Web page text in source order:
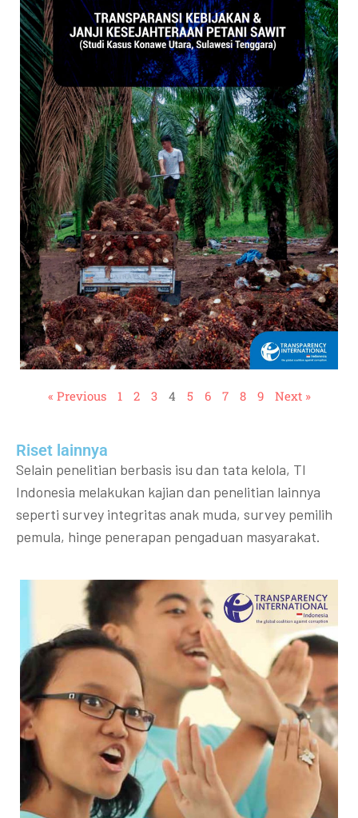
« Previous 1 2 3 4 5 6 7 8 9 Next »
Riset lainnya​​
Selain penelitian berbasis isu dan tata kelola, TI
Indonesia melakukan kajian dan penelitian lainnya
seperti survey integritas anak muda, survey pemilih
pemula, hinge penerapan pengaduan masyarakat.